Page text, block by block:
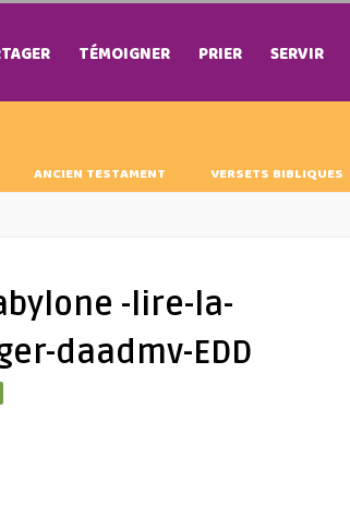
TÉMOIGNER PRIER SERVIR
ANCIEN TESTAMENT VERSETS BIBLIQUES
-lire-la-
daadmv-EDD